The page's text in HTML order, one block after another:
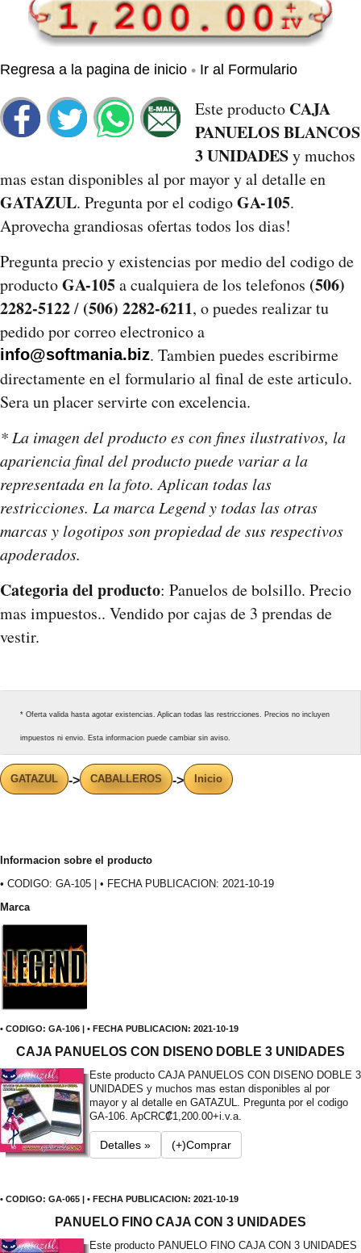
Regresa a la pagina de inicio • Ir al Formulario
Este producto CAJA
PANUELOS BLANCOS
3 UNIDADESy muchos
mas estan disponibles al por mayor y al detalle en
GATAZUL. Pregunta por el codigoGA-105.
Aprovecha grandiosas ofertas todos los dias!
Pregunta precio y existencias por medio del codigo de
productoGA-105a cualquiera de los telefonos (506)
2282-5122/ (506) 2282-6211, o puedes realizar tu
pedido por correo electronico a
info@softmania.biz. Tambien puedes escribirme
directamente en el formulario al final de este articulo.
Sera un placer servirte con excelencia.
* La imagen del producto es con fines ilustrativos, la
apariencia final del producto puede variar a la
representada en la foto. Aplican todas las
restricciones. La marca Legend y todas las otras
marcas y logotipos son propiedad de sus respectivos
apoderados.
Categoria del producto: Panuelos de bolsillo. Precio
mas impuestos.. Vendido por cajas de 3 prendas de
vestir.
* Oferta valida hasta agotar existencias. Aplican todas las restricciones. Precios no incluyen
impuestos ni envio. Esta informacion puede cambiar sin aviso.
GATAZUL -> CABALLEROS -> Inicio
Informacion sobre el producto
• CODIGO: GA-105 | • FECHA PUBLICACION: 2021-10-19
Marca
• CODIGO: GA-106 | • FECHA PUBLICACION: 2021-10-19
CAJA PANUELOS CON DISENO DOBLE 3 UNIDADES
Este producto CAJA PANUELOS CON DISENO DOBLE 3
UNIDADES y muchos mas estan disponibles al por
mayor y al detalle en GATAZUL. Pregunta por el codigo
GA-106. ApCRC₡1,200.00+i.v.a.
Detalles » (+)Comprar
• CODIGO: GA-065 | • FECHA PUBLICACION: 2021-10-19
PANUELO FINO CAJA CON 3 UNIDADES
Este producto PANUELO FINO CAJA CON 3 UNIDADES